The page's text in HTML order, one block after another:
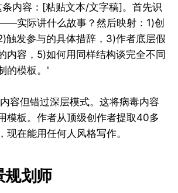
条内容：[粘贴文本/文字稿]。首先识
实际讲什么故事？然后映射：1)创
触发参与的具体措辞，3)作者底层假
内容，5)如何用同样结构谈完全不同
的模板。'
容但错过深层模式。这将病毒内容
模板。作者从顶级创作者提取40多
现在能用任何人风格写作。
规划师